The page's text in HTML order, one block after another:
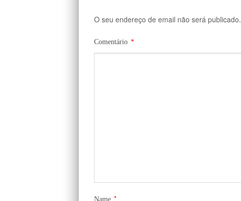
O seu endereço de email não será publicado.
Comentário *
Name *